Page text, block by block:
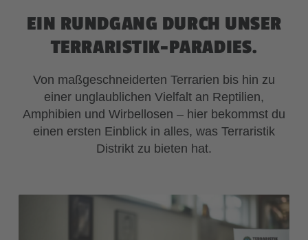
kompetente Beratung zu genießen oder
einfach nur, um mit anderen Terraristik-
Weiter
EIN RUNDGANG DURCH UNSER
TERRARISTIK-PARADIES.
Von maßgeschneiderten Terrarien bis hin zu
einer unglaublichen Vielfalt an Reptilien,
Amphibien und Wirbellosen – hier bekommst du
einen ersten Einblick in alles, was Terraristik
Distrikt zu bieten hat.